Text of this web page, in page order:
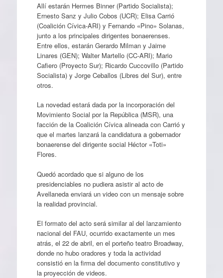
Allí estarán Hermes Binner (Partido Socialista);
Ernesto Sanz y Julio Cobos (UCR); Elisa Carrió
(Coalición Cívica-ARI) y Fernando «Pino» Solanas,
junto a los principales dirigentes bonaerenses.
Entre ellos, estarán Gerardo Milman y Jaime
Linares (GEN); Walter Martello (CC-ARI); Mario
Cafiero (Proyecto Sur); Ricardo Cuccovillo (Partido
Socialista) y Jorge Ceballos (Libres del Sur), entre
otros.
La novedad estará dada por la incorporación del
Movimiento Social por la República (MSR), una
facción de la Coalición Cívica alineada con Carrió y
que el martes lanzará la candidatura a gobernador
bonaerense del dirigente social Héctor «Toti»
Flores.
Quedó acordado que si alguno de los
presidenciables no pudiera asistir al acto de
Avellaneda enviará un video con un mensaje sobre
la realidad provincial.
El formato del acto será similar al del lanzamiento
nacional del FAU, ocurrido exactamente un mes
atrás, el 22 de abril, en el porteño teatro Broadway,
donde no hubo oradores y toda la actividad
consistió en la firma del documento constitutivo y
la proyección de videos.